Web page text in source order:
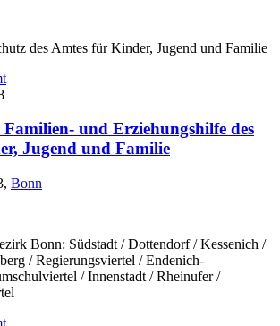
des Amtes für Kinder, Jugend und Familie
und Erziehungshilfe des
Jugend und Familie
Bonn
Bonn: Südstadt / Dottendorf / Kessenich /
/ Regierungsviertel / Endenich-
/ Innenstadt / Rheinufer /